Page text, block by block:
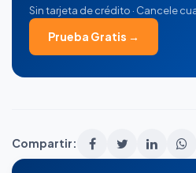
Sin tarjeta de crédito · Cancele
Prueba Gratis →
Compartir: